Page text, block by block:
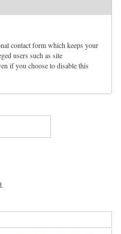
contact form which keeps your
users such as site
if you choose to disable this